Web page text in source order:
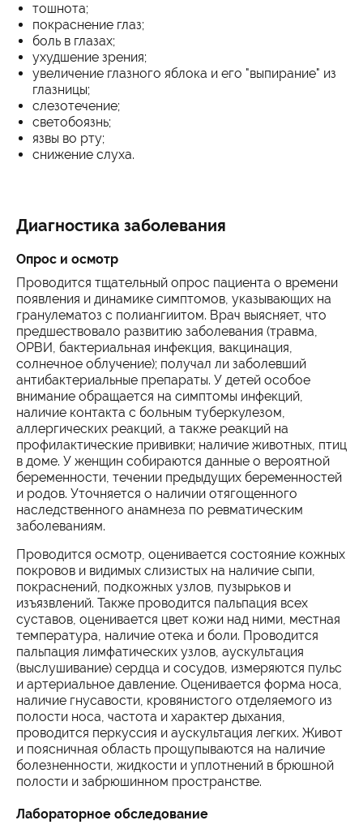
тошнота;
покраснение глаз;
боль в глазах;
ухудшение зрения;
увеличение глазного яблока и его "выпирание" из
глазницы;
слезотечение;
светобоязнь;
язвы во рту;
снижение слуха.
Диагностика заболевания
Опрос и осмотр
Проводится тщательный опрос пациента о времени
появления и динамике симптомов, указывающих на
гранулематоз с полиангиитом. Врач выясняет, что
предшествовало развитию заболевания (травма,
ОРВИ, бактериальная инфекция, вакцинация,
солнечное облучение); получал ли заболевший
антибактериальные препараты. У детей особое
внимание обращается на симптомы инфекций,
наличие контакта с больным туберкулезом,
аллергических реакций, а также реакций на
профилактические прививки; наличие животных, птиц
в доме. У женщин собираются данные о вероятной
беременности, течении предыдущих беременностей
и родов. Уточняется о наличии отягощенного
наследственного анамнеза по ревматическим
заболеваниям.
Проводится осмотр, оценивается состояние кожных
покровов и видимых слизистых на наличие сыпи,
покраснений, подкожных узлов, пузырьков и
изъязвлений. Также проводится пальпация всех
суставов, оценивается цвет кожи над ними, местная
температура, наличие отека и боли. Проводится
пальпация лимфатических узлов, аускультация
(выслушивание) сердца и сосудов, измеряются пульс
и артериальное давление. Оценивается форма носа,
наличие гнусавости, кровянистого отделяемого из
полости носа, частота и характер дыхания,
проводится перкуссия и аускультация легких. Живот
и поясничная область прощупываются на наличие
болезненности, жидкости и уплотнений в брюшной
полости и забрюшинном пространстве.
Лабораторное обследование